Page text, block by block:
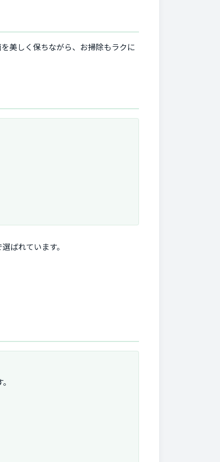
美しく保ちながら、お掃除もラクに
ばれています。